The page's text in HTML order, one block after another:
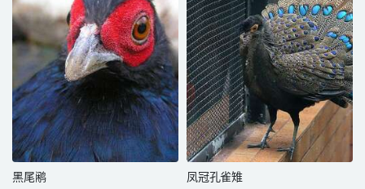
黑尾鹇 凤冠孔雀雉